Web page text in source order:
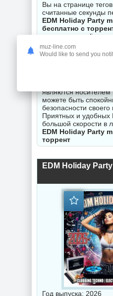
Вы на странице
считанные секунды
EDM Holiday Party
бесплатно с
торренте muz-
файл на сайте
при возникновении
гарантируем
замечания. Все
являются носителем
можете быть
безопасности
Приятных и удобных
большой скорости в
EDM Holiday Party
торрент
EDM Holiday
Год выпуска: 2026
muz-line.com
Would like to send you